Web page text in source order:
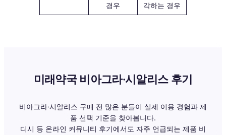
경우
각하는 경우
미래약국 비아그라·시알리스 후기
비아그라·시알리스 구매 전 많은 분들이 실제 이용 경험과 제
품 선택 기준을 찾아봅니다.
디시 등 온라인 커뮤니티 후기에서도 자주 언급되는 제품 비